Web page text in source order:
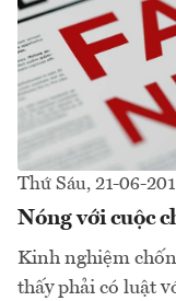
Thứ Sáu, 21-06-
Nóng với cuộc
Kinh nghiệm
thấy phải có luật